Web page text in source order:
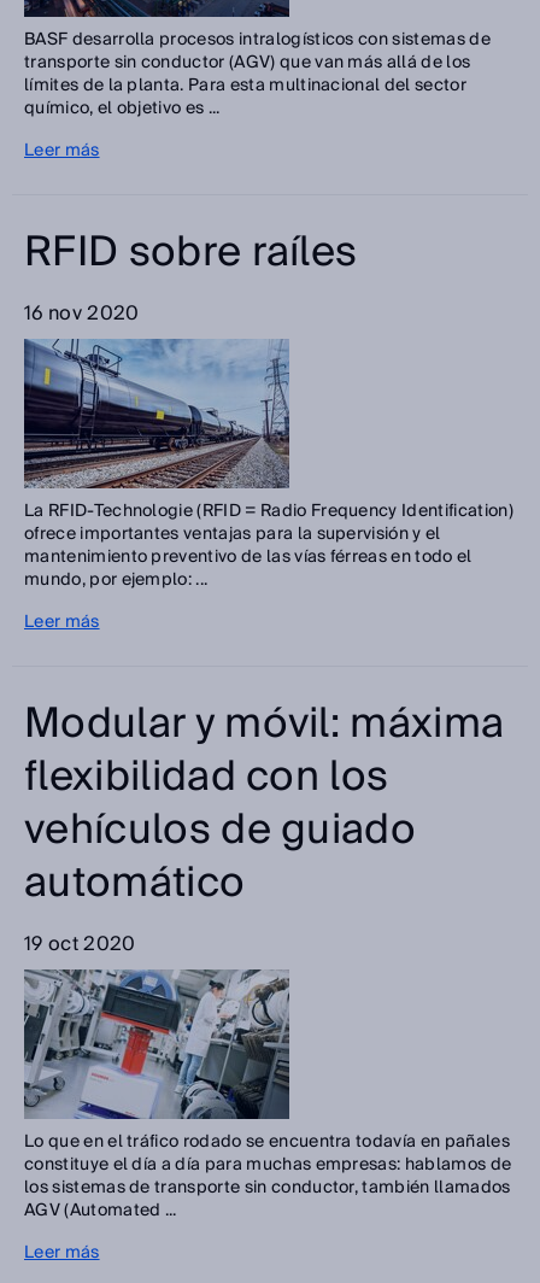
BASF desarrolla procesos intralogísticos con sistemas de
transporte sin conductor (AGV) que van más allá de los
límites de la planta. Para esta multinacional del sector
químico, el objetivo es ...
Leer más
RFID sobre raíles
16 nov 2020
La RFID-Technologie (RFID = Radio Frequency Identification)
ofrece importantes ventajas para la supervisión y el
mantenimiento preventivo de las vías férreas en todo el
mundo, por ejemplo: ...
Leer más
Modular y móvil: máxima
flexibilidad con los
vehículos de guiado
automático
19 oct 2020
Lo que en el tráfico rodado se encuentra todavía en pañales
constituye el día a día para muchas empresas: hablamos de
los sistemas de transporte sin conductor, también llamados
AGV (Automated ...
Leer más